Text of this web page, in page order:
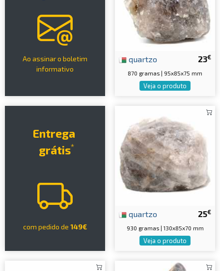
Ao assinar o boletim
informativo
23€
quartzo
870 gramas | 95x85x75 mm
Veja o produto
Entrega
grátis*
com pedido de 149€
25€
quartzo
930 gramas | 130x85x70 mm
Veja o produto